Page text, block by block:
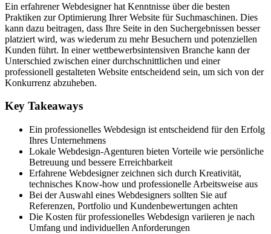
Ein erfahrener Webdesigner hat Kenntnisse über die besten
Praktiken zur Optimierung Ihrer Website für Suchmaschinen. Dies
kann dazu beitragen, dass Ihre Seite in den Suchergebnissen besser
platziert wird, was wiederum zu mehr Besuchern und potenziellen
Kunden führt. In einer wettbewerbsintensiven Branche kann der
Unterschied zwischen einer durchschnittlichen und einer
professionell gestalteten Website entscheidend sein, um sich von der
Konkurrenz abzuheben.
Key Takeaways
Ein professionelles Webdesign ist entscheidend für den Erfolg
Ihres Unternehmens
Lokale Webdesign-Agenturen bieten Vorteile wie persönliche
Betreuung und bessere Erreichbarkeit
Erfahrene Webdesigner zeichnen sich durch Kreativität,
technisches Know-how und professionelle Arbeitsweise aus
Bei der Auswahl eines Webdesigners sollten Sie auf
Referenzen, Portfolio und Kundenbewertungen achten
Die Kosten für professionelles Webdesign variieren je nach
Umfang und individuellen Anforderungen